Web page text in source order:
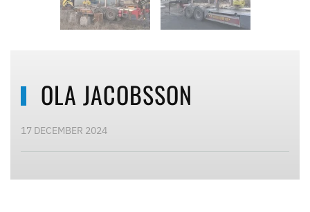
OLA JACOBSSON
17 DECEMBER 2024